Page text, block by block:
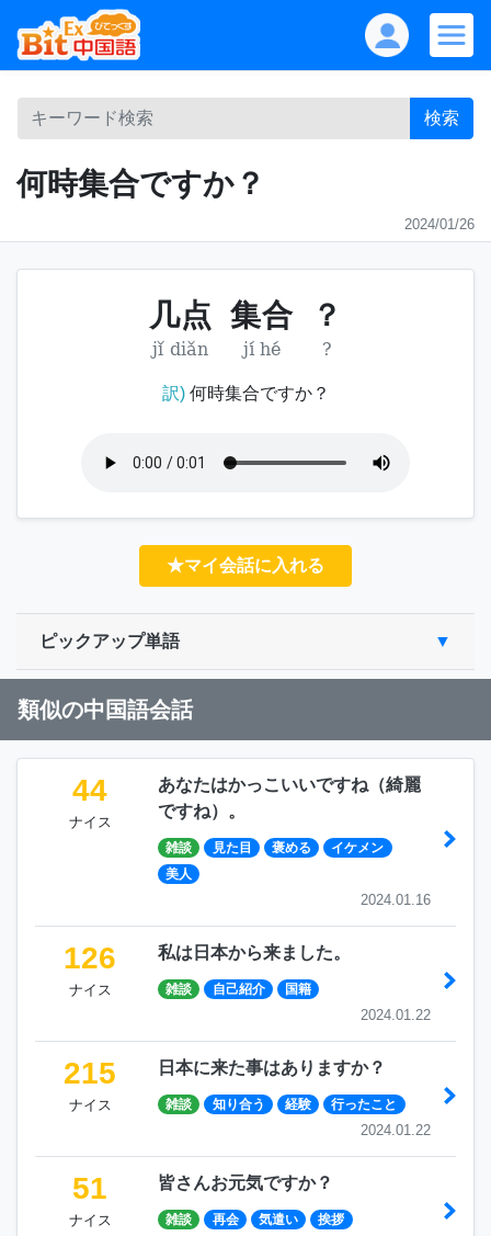
検索
何時集合ですか？
2024/01/26
几点 集合 ？
jǐ diǎn jí hé ?
訳)何時集合ですか？
★マイ会話に入れる
ピックアップ単語
類似の中国語会話
44
ナイス
あなたはかっこいいですね（綺麗
ですね）。
雑談 見た目 褒める
イケメン
美人
2024.01.16
126
ナイス
私は日本から来ました。
雑談 自己紹介 国籍
2024.01.22
215
ナイス
日本に来た事はありますか？
雑談 知り合う 経験 行ったこと
2024.01.22
51
ナイス
皆さんお元気ですか？
雑談 再会 気遣い 挨拶